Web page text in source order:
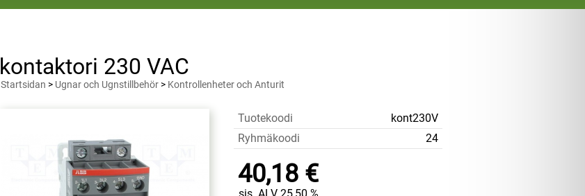
kontaktori 230 VAC
Startsidan > Ugnar och Ugnstillbehör > Kontrollenheter och Anturit
Tuotekoodi
kont230V
Ryhmäkoodi
24
40,18 €